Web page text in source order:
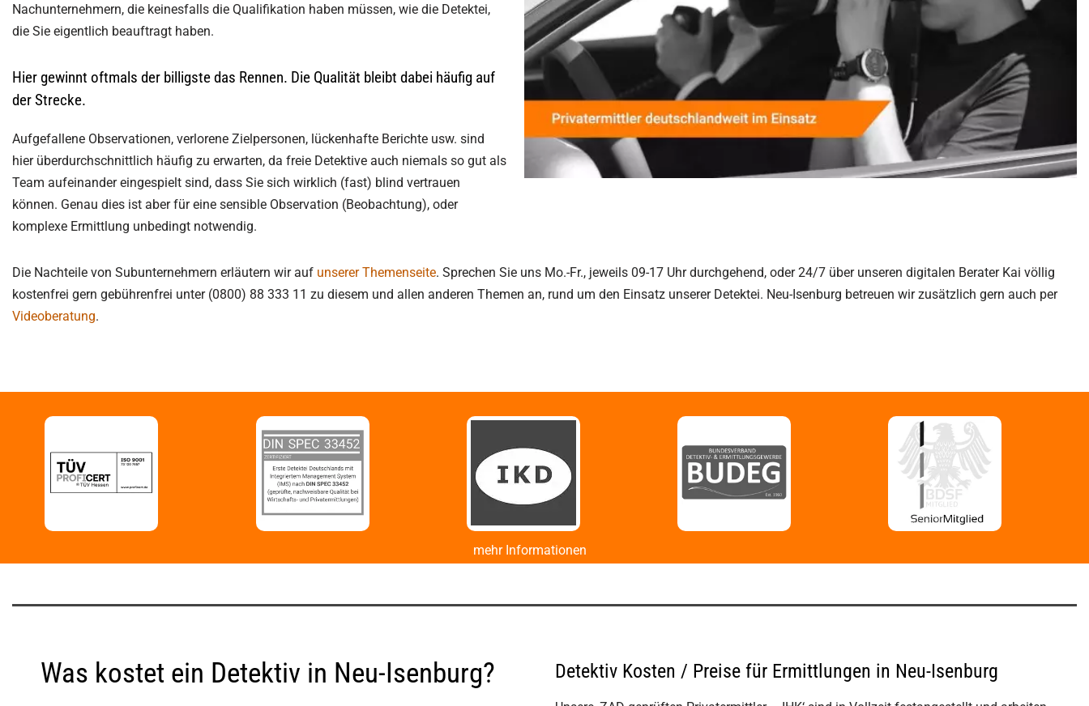
Nachunternehmern, die keinesfalls die Qualifikation haben müssen, wie die Detektei,
die Sie eigentlich beauftragt haben.
Hier gewinnt oftmals der billigste das Rennen. Die Qualität bleibt dabei häufig auf
der Strecke.
Aufgefallene Observationen, verlorene Zielpersonen, lückenhafte Berichte usw. sind
hier überdurchschnittlich häufig zu erwarten, da freie Detektive auch niemals so gut als
Team aufeinander eingespielt sind, dass Sie sich wirklich (fast) blind vertrauen
können. Genau dies ist aber für eine sensible Observation (Beobachtung), oder
komplexe Ermittlung unbedingt notwendig.
Die Nachteile von Subunternehmern erläutern wir auf unserer Themenseite. Sprechen Sie uns Mo.-Fr., jeweils 09-17 Uhr durchgehend, oder 24/7 über unseren digitalen Berater Kai völlig
kostenfrei gern gebührenfrei unter (0800) 88 333 11 zu diesem und allen anderen Themen an, rund um den Einsatz unserer Detektei. Neu-Isenburg betreuen wir zusätzlich gern auch per
Videoberatung.
mehr Informationen
Was kostet ein Detektiv in Neu-Isenburg? Detektiv Kosten / Preise für Ermittlungen in Neu-Isenburg